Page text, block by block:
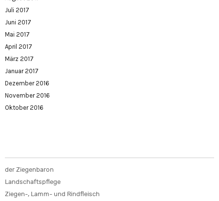
Juli 2017
Juni 2017
Mai 2017
April 2017
März 2017
Januar 2017
Dezember 2016
November 2016
Oktober 2016
der Ziegenbaron
Landschaftspflege
Ziegen-, Lamm- und Rindfleisch